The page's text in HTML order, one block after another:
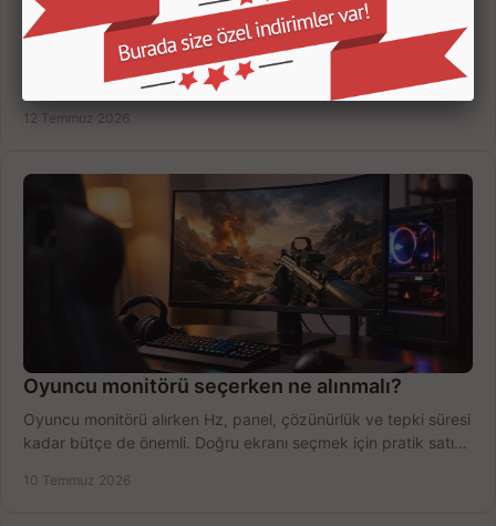
Oyuncu Monitörü Kaç İnç Olmalı? Doğru Seçim
Oyuncu monitörü kaç inç olmalı? 24, 27 ve 32 inç ekranları
çözünürlük, mesafe, oyun türü ve bütçeye göre doğru seçin,
fırsatları değerlendirin, inceleyin.
12 Temmuz 2026
Oyuncu monitörü seçerken ne alınmalı?
Oyuncu monitörü alırken Hz, panel, çözünürlük ve tepki süresi
kadar bütçe de önemli. Doğru ekranı seçmek için pratik satın
10 Temmuz 2026